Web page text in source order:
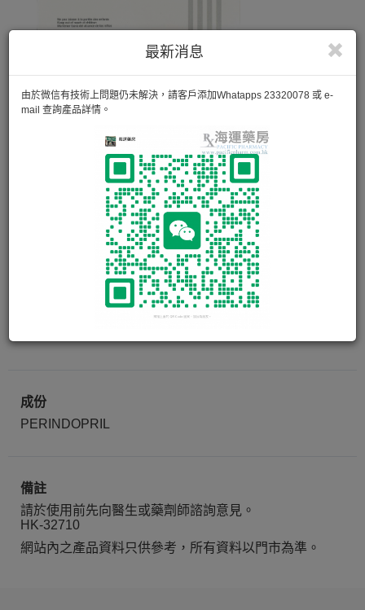
最新消息
由於微信有技術上問題仍未解決，請客戶添加Whatapps 23320078 或 e-
mail 查詢產品詳情。
ACERTIL TAB 4MG
成份
PERINDOPRIL
備註
請於使用前先向醫生或藥劑師諮詢意見。
HK-32710
網站內之產品資料只供參考，所有資料以門市為準。